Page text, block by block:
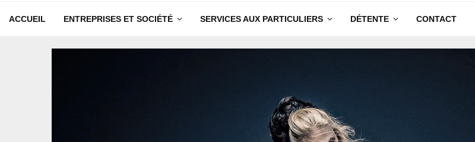
ACCUEIL ENTREPRISES ET SOCIÉTÉ SERVICES AUX PARTICULIERS DÉTENTE CONTACT